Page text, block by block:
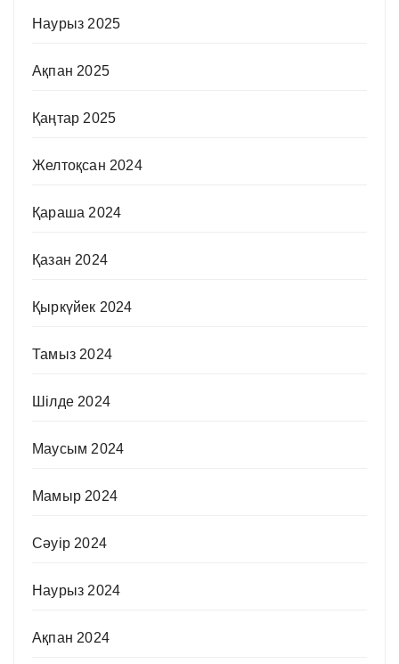
Наурыз 2025
Ақпан 2025
Қаңтар 2025
Желтоқсан 2024
Қараша 2024
Қазан 2024
Қыркүйек 2024
Тамыз 2024
Шілде 2024
Маусым 2024
Мамыр 2024
Сәуір 2024
Наурыз 2024
Ақпан 2024